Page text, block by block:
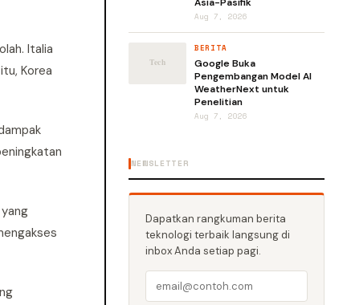
Italia
Korea
Aug 7, 2026
BERITA
Google Buka
Pengembangan Model AI
WeatherNext untuk
Penelitian
Aug 7, 2026
NEWSLETTER
Dapatkan rangkuman berita
teknologi terbaik langsung di
inbox Anda setiap pagi.